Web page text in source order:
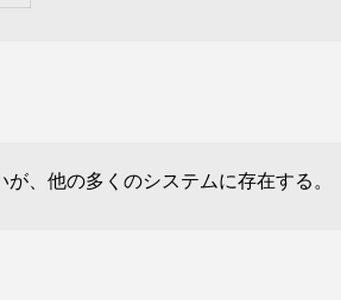
、他の多くのシステムに存在する。